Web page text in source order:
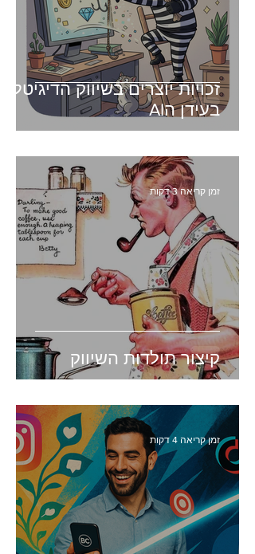
זכויות יוצרים בשיווק הדיגיטלי
בעידן הAI
קיצור תולדות השיווק
זמן קריאה 3 דקות
זמן קריאה 4 דקות